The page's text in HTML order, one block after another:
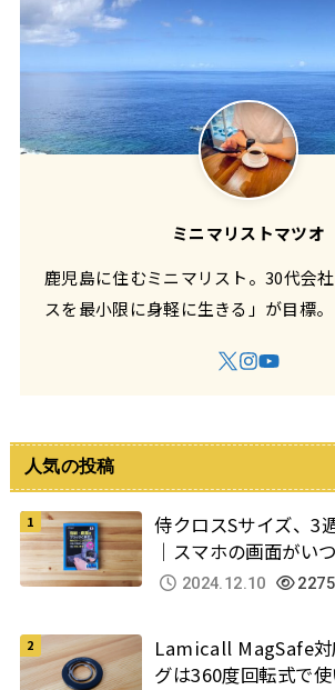
ミニマリストマツオ
鹿児島に住むミニマリスト。30代会
スを最小限に身軽に生きる」が目標。
人気の投稿
侍クロスSサイズ、3
｜スマホの画面がい
2024.12.10 2275
Lamicall MagSafe対
グは360度回転式で使